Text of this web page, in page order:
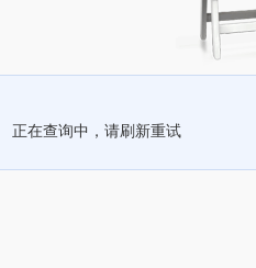
正在查询中，请刷新重试